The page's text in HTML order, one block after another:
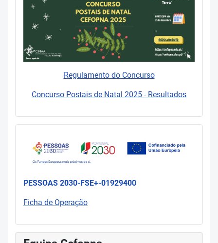
Regulamento do Concurso
Concurso Postais de Natal 2025 - Resultados
PESSOAS 2030-FSE+-01929400
Ficha de Operação